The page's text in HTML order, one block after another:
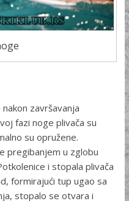
završavanja
fazi noge plivača su
su opružene.
pregibanjem u zglobu
i stopala plivača
formirajući tup ugao sa
stopalo se otvara i